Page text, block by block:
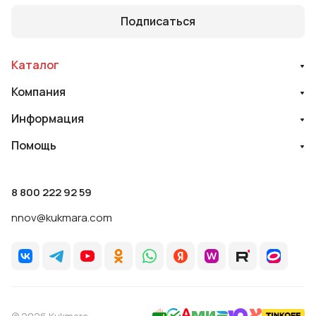
Подписаться
Каталог
Компания
Информация
Помощь
8 800 222 92 59
nnov@kukmara.com